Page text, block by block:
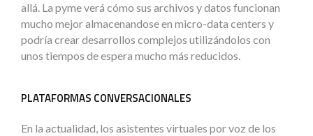
allá. La pyme verá cómo sus archivos y datos funcionan
mucho mejor almacenandose en micro-data centers y
podría crear desarrollos complejos utilizándolos con
unos tiempos de espera mucho más reducidos.
PLATAFORMAS CONVERSACIONALES
En la actualidad, los asistentes virtuales por voz de los